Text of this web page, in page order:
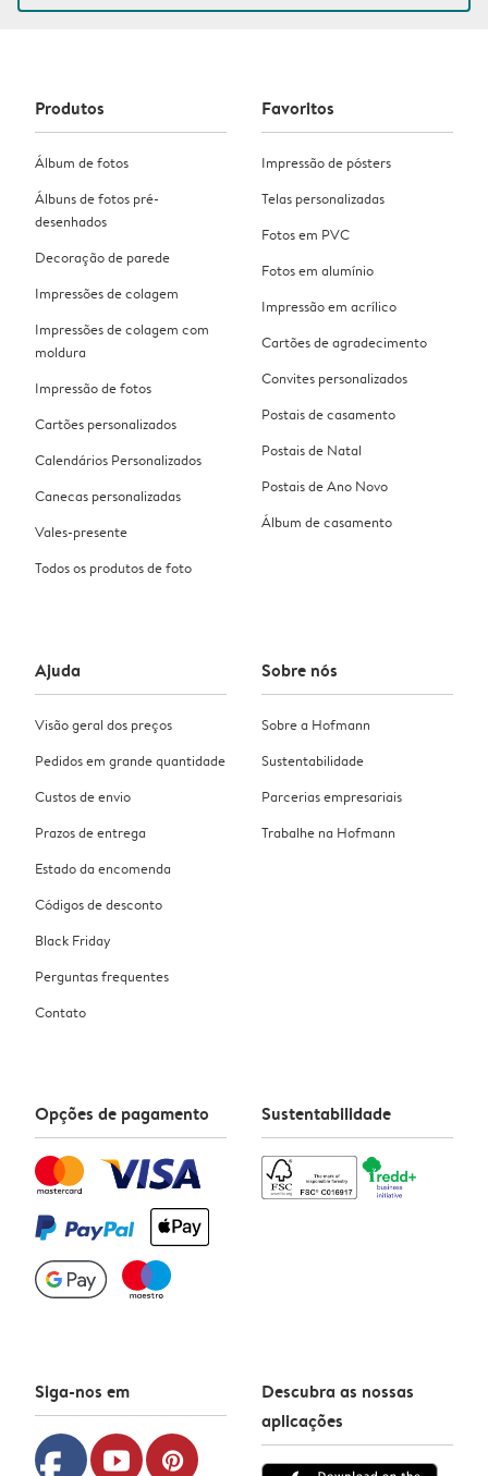
Produtos
Álbum de fotos
Álbuns de fotos pré-
desenhados
Decoração de parede
Impressões de colagem
Impressões de colagem com
moldura
Impressão de fotos
Cartões personalizados
Calendários Personalizados
Canecas personalizadas
Vales-presente
Todos os produtos de foto
Favoritos
Impressão de pósters
Telas personalizadas
Fotos em PVC
Fotos em alumínio
Impressão em acrílico
Cartões de agradecimento
Convites personalizados
Postais de casamento
Postais de Natal
Postais de Ano Novo
Álbum de casamento
Ajuda
Visão geral dos preços
Pedidos em grande quantidade
Custos de envio
Prazos de entrega
Estado da encomenda
Códigos de desconto
Black Friday
Perguntas frequentes
Contato
Sobre nós
Sobre a Hofmann
Sustentabilidade
Parcerias empresariais
Trabalhe na Hofmann
Opções de pagamento Sustentabilidade
Siga-nos em
youtube pinterest
Descubra as nossas
aplicações